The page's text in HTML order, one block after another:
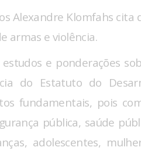
Alexandre Klomfahs
armas e violência.
e ponderações
do Estatuto do
fundamentais, pois
pública, saúde
adolescentes,